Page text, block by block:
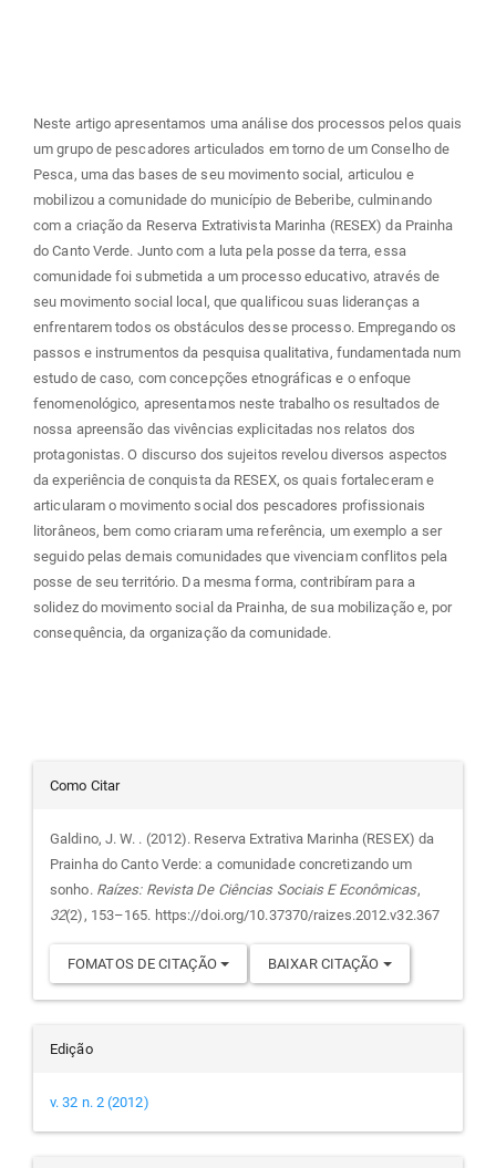
Neste artigo apresentamos uma análise dos processos pelos quais
um grupo de pescadores articulados em torno de um Conselho de
Pesca, uma das bases de seu movimento social, articulou e
mobilizou a comunidade do município de Beberibe, culminando
com a criação da Reserva Extrativista Marinha (RESEX) da Prainha
do Canto Verde. Junto com a luta pela posse da terra, essa
comunidade foi submetida a um processo educativo, através de
seu movimento social local, que qualificou suas lideranças a
enfrentarem todos os obstáculos desse processo. Empregando os
passos e instrumentos da pesquisa qualitativa, fundamentada num
estudo de caso, com concepções etnográficas e o enfoque
fenomenológico, apresentamos neste trabalho os resultados de
nossa apreensão das vivências explicitadas nos relatos dos
protagonistas. O discurso dos sujeitos revelou diversos aspectos
da experiência de conquista da RESEX, os quais fortaleceram e
articularam o movimento social dos pescadores profissionais
litorâneos, bem como criaram uma referência, um exemplo a ser
seguido pelas demais comunidades que vivenciam conflitos pela
posse de seu território. Da mesma forma, contribíram para a
solidez do movimento social da Prainha, de sua mobilização e, por
consequência, da organização da comunidade.
Detalhes
do
artigo
Como Citar
Galdino, J. W. . (2012). Reserva Extrativa Marinha (RESEX) da
Prainha do Canto Verde: a comunidade concretizando um
sonho. Raízes: Revista De Ciências Sociais E Econômicas,
32(2), 153–165. https://doi.org/10.37370/raizes.2012.v32.367
FOMATOS DE CITAÇÃO BAIXAR CITAÇÃO
Edição
v. 32 n. 2 (2012)